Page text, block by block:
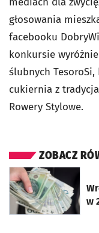
głosowania
facebooku
konkursie
ślubnych
cukiernia z
Rowery Stylowe.
ZOBACZ
w
otworzy się w